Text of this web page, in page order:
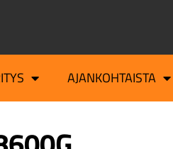
AJANKOHTAISTA